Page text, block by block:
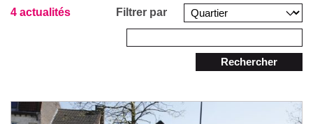
4 actualités Filtrer par
Rechercher